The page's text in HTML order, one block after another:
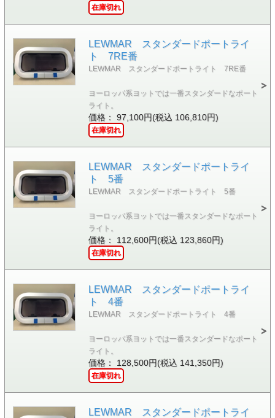
在庫切れ
LEWMAR スタンダードポートライ
ト 7RE番
LEWMAR スタンダードポートライト 7RE番
ヨーロッパ系ヨットでは一番スタンダードなポート
ライト。
価格： 97,100円(税込 106,810円)
在庫切れ
LEWMAR スタンダードポートライ
ト 5番
LEWMAR スタンダードポートライト 5番
ヨーロッパ系ヨットでは一番スタンダードなポート
ライト。
価格： 112,600円(税込 123,860円)
在庫切れ
LEWMAR スタンダードポートライ
ト 4番
LEWMAR スタンダードポートライト 4番
ヨーロッパ系ヨットでは一番スタンダードなポート
ライト。
価格： 128,500円(税込 141,350円)
在庫切れ
LEWMAR スタンダードポートライ